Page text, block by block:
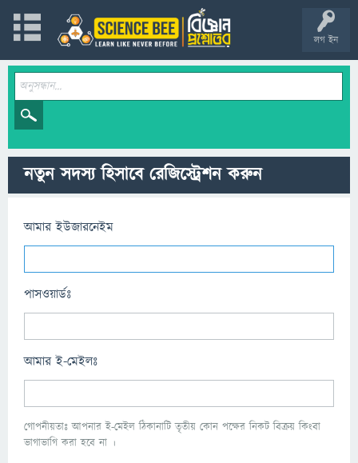
লগ ইন
নতুন সদস্য হিসাবে রেজিস্ট্রেশন করুন
আমার ইউজারনেইম
পাসওয়ার্ডঃ
আমার ই-মেইলঃ
গোপনীয়তাঃ আপনার ই-মেইল ঠিকানাটি তৃতীয় কোন পক্ষের নিকট বিক্রয় কিংবা
ভাগাভাগি করা হবে না ।